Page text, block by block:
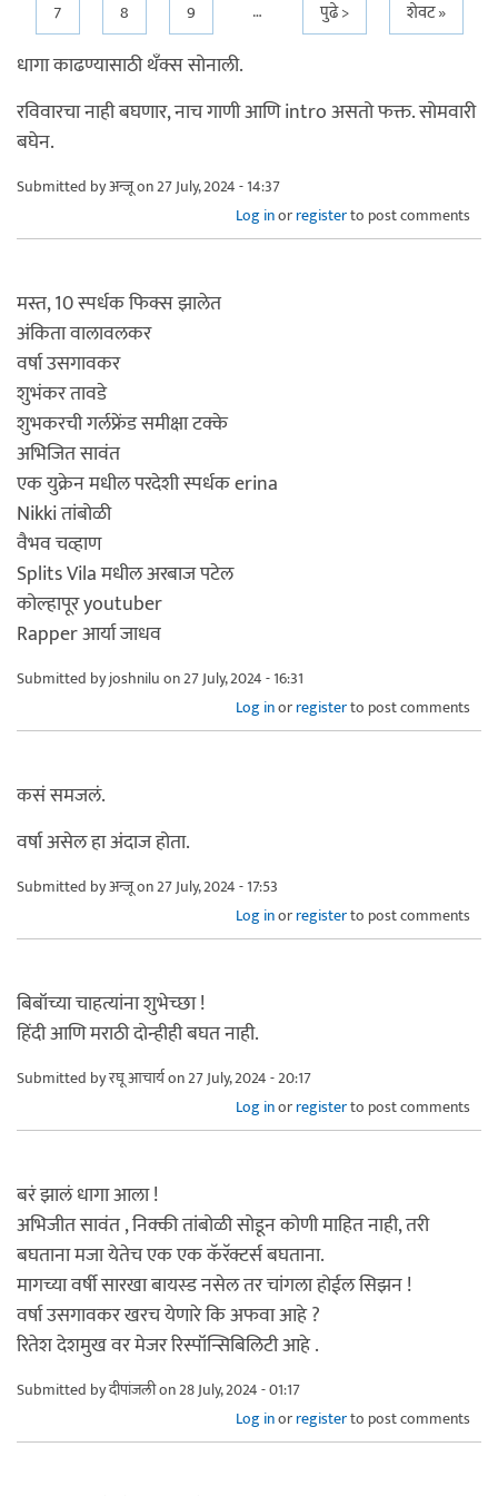
7
8 9 … पुढे > शेवट »
धागा काढण्यासाठी थँक्स सोनाली.
रविवारचा नाही बघणार, नाच गाणी आणि intro असतो फक्त. सोमवारी
बघेन.
Submitted byअन्जूon 27 July, 2024 - 14:37
Log inorregisterto post comments
मस्त, 10 स्पर्धक फिक्स झालेत
अंकिता वालावलकर
वर्षा उसगावकर
शुभंकर तावडे
शुभकरची गर्लफ्रेंड समीक्षा टक्के
अभिजित सावंत
एक युक्रेन मधील परदेशी स्पर्धक erina
Nikki तांबोळी
वैभव चव्हाण
Splits Vila मधील अरबाज पटेल
कोल्हापूर youtuber
Rapper आर्या जाधव
Submitted byjoshniluon 27 July, 2024 - 16:31
Log inorregisterto post comments
कसं समजलं.
वर्षा असेल हा अंदाज होता.
Submitted byअन्जूon 27 July, 2024 - 17:53
Log inorregisterto post comments
बिबॉच्या चाहत्यांना शुभेच्छा !
हिंदी आणि मराठी दोन्हीही बघत नाही.
Submitted byरघू आचार्यon 27 July, 2024 - 20:17
Log inorregisterto post comments
बरं झालं धागा आला !
अभिजीत सावंत , निक्की तांबोळी सोडून कोणी माहित नाही, तरी
बघताना मजा येतेच एक एक कॅरॅक्टर्स बघताना.
मागच्या वर्षी सारखा बायस्ड नसेल तर चांगला होईल सिझन !
वर्षा उसगावकर खरच येणारे कि अफवा आहे ?
रितेश देशमुख वर मेजर रिस्पॉन्सिबिलिटी आहे .
Submitted byदीपांजलीon 28 July, 2024 - 01:17
Log inorregisterto post comments